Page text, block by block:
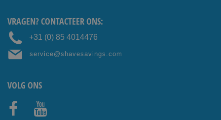
VRAGEN? CONTACTEER ONS:
+31 (0) 85 4014476
service@shavesavings.com
VOLG ONS